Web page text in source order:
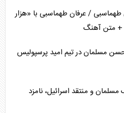
غرب آسیا
متحدان ایران
/ عرفان طهماسبی با «هزار
متن آهنگ
مسلمان در تیم امید پرسپولیس
و منتقد اسرائیل، نامزد